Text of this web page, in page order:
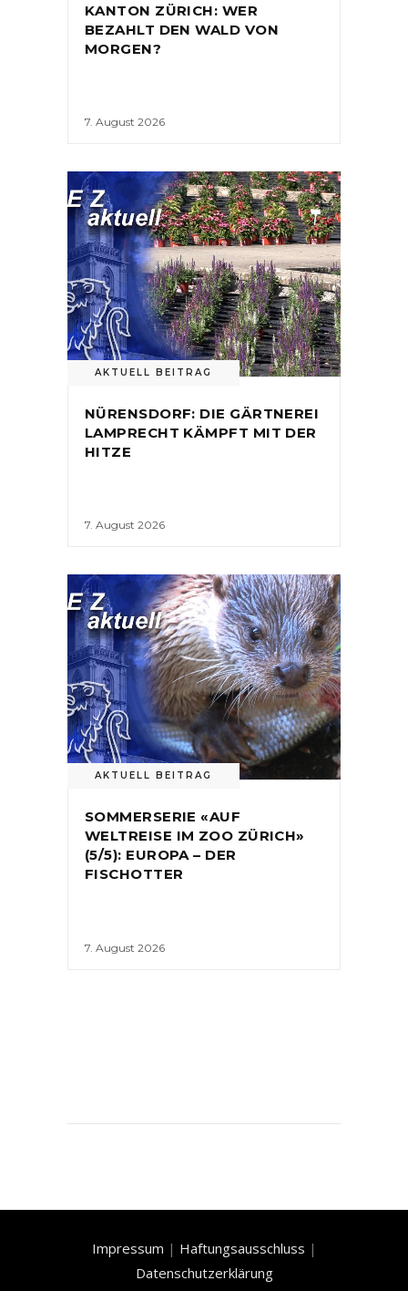
KANTON ZÜRICH: WER
BEZAHLT DEN WALD VON
MORGEN?
7. August 2026
AKTUELL BEITRAG
NÜRENSDORF: DIE GÄRTNEREI
LAMPRECHT KÄMPFT MIT DER
HITZE
7. August 2026
AKTUELL BEITRAG
SOMMERSERIE «AUF
WELTREISE IM ZOO ZÜRICH»
(5/5): EUROPA – DER
FISCHOTTER
7. August 2026
Impressum | Haftungsausschluss |
Datenschutzerklärung